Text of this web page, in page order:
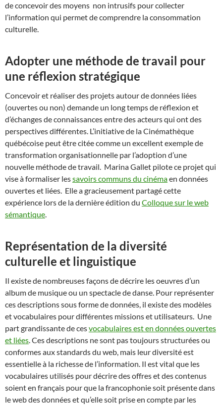
de concevoir des moyens non intrusifs pour collecter
l’information qui permet de comprendre la consommation
culturelle.
Adopter une méthode de travail pour
une réflexion stratégique
Concevoir et réaliser des projets autour de données liées
(ouvertes ou non) demande un long temps de réflexion et
d’échanges de connaissances entre des acteurs qui ont des
perspectives différentes. L’initiative de la Cinémathèque
québécoise peut être citée comme un excellent exemple de
transformation organisationnelle par l’adoption d’une
nouvelle méthode de travail. Marina Gallet pilote ce projet qui
vise à formaliser lessavoirs communs du cinémaen données
ouvertes et liées. Elle a gracieusement partagé cette
expérience lors de la dernière édition du Colloque sur le web
sémantique.
Représentation de la diversité
culturelle et linguistique
Il existe de nombreuses façons de décrire les oeuvres d’un
album de musique ou un spectacle de danse. Pour représenter
ces descriptions sous forme de données, il existe des modèles
et vocabulaires pour différentes missions et utilisateurs. Une
part grandissante de cesvocabulaires est en données ouvertes
et liées. Ces descriptions ne sont pas toujours structurées ou
conformes aux standards du web, mais leur diversité est
essentielle à la richesse de l’information. Il est vital que les
vocabulaires utilisés pour décrire des offres et des contenus
soient en français pour que la francophonie soit présente dans
le web des données et qu’elle soit prise en compte par les